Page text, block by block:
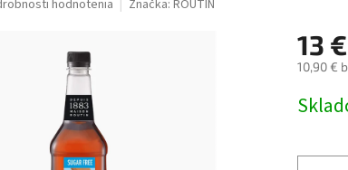
hodnotenia Značka: ROUTIN
13 €
10,90 €
cena: